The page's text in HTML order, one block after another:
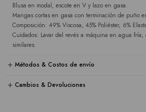
Blusa en modal, escote en V y lazo en gasa.
Mangas cortas en gasa con terminación de puño
Composición: 49% Viscosa, 45% Poliéster, 6%
Cuidados: Lavar del revés a máquina en agua fría,
similares.
Métodos & Costos de envío
Cambios & Devoluciones